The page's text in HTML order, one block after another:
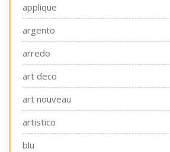
applique
argento
arredo
art deco
art nouveau
artistico
blu